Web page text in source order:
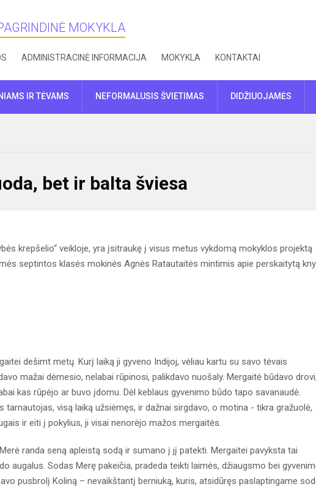
MOKYKLA
ADMINISTRACINĖ INFORMACIJA MOKYKLA KONTAKTAI
IR TĖVAMS NEFORMALUSIS ŠVIETIMAS DIDŽIUOJAMĖS
bet ir balta šviesa
krepšelio“ veikloje, yra įsitraukę į visus metus vykdomą mokyklos projektą
septintos klasės mokinės Agnės Ratautaitės mintimis apie perskaitytą
dešimt metų. Kurį laiką ji gyveno Indijoj, vėliau kartu su savo tėvais
mažai dėmesio, nelabai rūpinosi, palikdavo nuošaly. Mergaitė būdavo drovi,
kas rūpėjo ar buvo įdomu. Dėl keblaus gyvenimo būdo tapo savanaudė.
tarnautojas, visą laiką užsiėmęs, ir dažnai sirgdavo, o motina - tikra gražuolė,
ir eiti į pokylius, ji visai nenorėjo mažos mergaitės.
randa seną apleistą sodą ir sumano į jį patekti. Mergaitei pavyksta tai
augalus. Sodas Merę pakeičia, pradeda teikti laimės, džiaugsmo bei
pusbrolį Koliną – nevaikštantį berniuką, kuris, atsidūręs paslaptingame